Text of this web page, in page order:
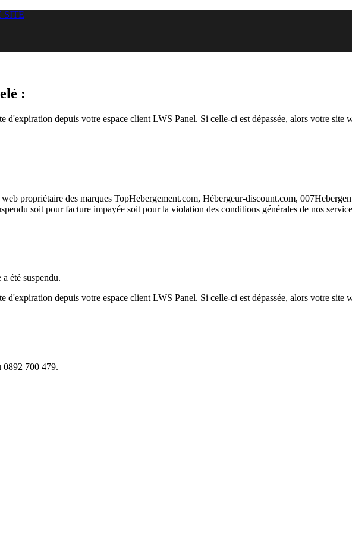
SITE
:
d'expiration depuis votre espace client LWS Panel. Si celle-ci est dépassée, alors votre
propriétaire des marques TopHebergement.com, Hébergeur-discount.com,
soit pour facture impayée soit pour la violation des conditions générales de nos
été suspendu.
d'expiration depuis votre espace client LWS Panel. Si celle-ci est dépassée, alors votre
0892 700 479.